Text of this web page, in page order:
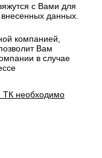
с Вами для
внесенных данных.
компанией,
Вам
в случае
ТК необходимо